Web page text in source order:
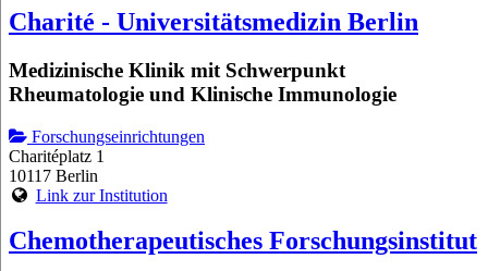
Charité - Universitätsmedizin Berlin
Medizinische Klinik mit Schwerpunkt
Rheumatologie und Klinische Immunologie
Forschungseinrichtungen
Charitéplatz 1
10117 Berlin
Link zur Institution
Chemotherapeutisches Forschungsinstitut